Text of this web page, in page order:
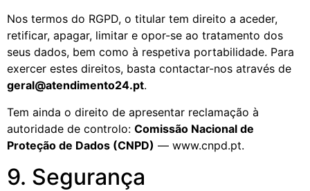
Nos termos do RGPD, o titular tem direito a aceder,
retificar, apagar, limitar e opor-se ao tratamento dos
seus dados, bem como à respetiva portabilidade. Para
exercer estes direitos, basta contactar-nos através de
geral@atendimento24.pt.
Tem ainda o direito de apresentar reclamação à
autoridade de controlo: Comissão Nacional de
Proteção de Dados (CNPD) — www.cnpd.pt.
9. Segurança